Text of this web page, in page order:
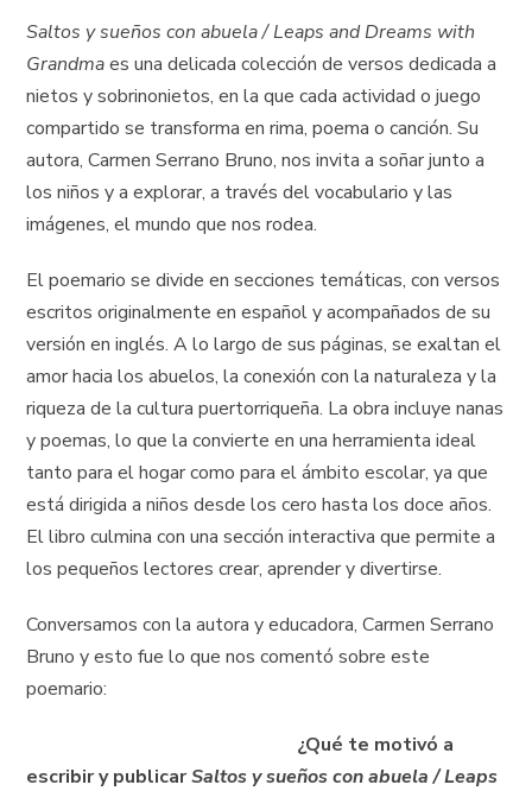
Saltos y sueños con abuela / Leaps and Dreams with
Grandmaes una delicada colección de versos dedicada a
nietos y sobrinonietos, en la que cada actividad o juego
compartido se transforma en rima, poema o canción. Su
autora, Carmen Serrano Bruno, nos invita a soñar junto a
los niños y a explorar, a través del vocabulario y las
imágenes, el mundo que nos rodea.
El poemario se divide en secciones temáticas, con versos
escritos originalmente en español y acompañados de su
versión en inglés. A lo largo de sus páginas, se exaltan el
amor hacia los abuelos, la conexión con la naturaleza y la
riqueza de la cultura puertorriqueña. La obra incluye nanas
y poemas, lo que la convierte en una herramienta ideal
tanto para el hogar como para el ámbito escolar, ya que
está dirigida a niños desde los cero hasta los doce años.
El libro culmina con una sección interactiva que permite a
los pequeños lectores crear, aprender y divertirse.
Conversamos con la autora y educadora, Carmen Serrano
Bruno y esto fue lo que nos comentó sobre este
poemario:
¿Qué te motivó a
escribir y publicarSaltos y sueños con abuela / Leaps